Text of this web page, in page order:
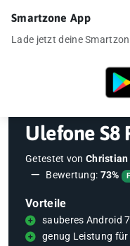
Testberichte
Ulefone S8
Getestet von
Bewertung: 73%
Vorteile
sauberes Android
genug Leistung
Smartzone App
Lade jetzt deine